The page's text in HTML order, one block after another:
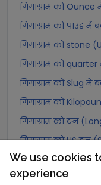
गिगाग्राम को
गिगाग्राम को पाउंड में
गिगाग्राम को stone
गिगाग्राम को
गिगाग्राम को Slug में
गिगाग्राम को
गिगाग्राम को टन
गिगाग्राम को US
गिगाग्राम को
गिगाग्राम को
We use cookies
experience